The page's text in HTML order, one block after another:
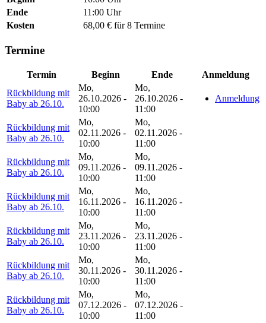
Ende
11:00 Uhr
Kosten
68,00 € für 8 Termine
Termine
Termin Beginn Ende
Anmeldung
Rückbildung mit
Baby ab 26.10.
Mo,
26.10.2026 -
10:00
Mo,
26.10.2026 -
11:00
Anmeldung
Rückbildung mit
Baby ab 26.10.
Mo,
02.11.2026 -
10:00
Mo,
02.11.2026 -
11:00
Rückbildung mit
Baby ab 26.10.
Mo,
09.11.2026 -
10:00
Mo,
09.11.2026 -
11:00
Rückbildung mit
Baby ab 26.10.
Mo,
16.11.2026 -
10:00
Mo,
16.11.2026 -
11:00
Rückbildung mit
Baby ab 26.10.
Mo,
23.11.2026 -
10:00
Mo,
23.11.2026 -
11:00
Rückbildung mit
Baby ab 26.10.
Mo,
30.11.2026 -
10:00
Mo,
30.11.2026 -
11:00
Rückbildung mit
Baby ab 26.10.
Mo,
07.12.2026 -
10:00
Mo,
07.12.2026 -
11:00